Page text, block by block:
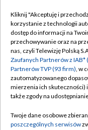
Abonament TVP
Emisja w TVP
Centrum informacji
Naziemna
Rada Programowa
Kliknij "Akceptuję i
korzystanie z technologii
dostęp do informacji na
przechowywanie oraz na
nas, czyli Telewizję Polską
Zaufanych Partnerów z IAB*
Partnerów TVP (93 firm), w
zautomatyzowanego
mierzenia ich skuteczności)
także zgody na
Twoje dane osobowe
poszczególnych serwisów